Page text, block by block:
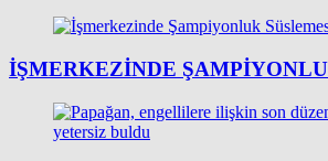
İŞMERKEZINDE